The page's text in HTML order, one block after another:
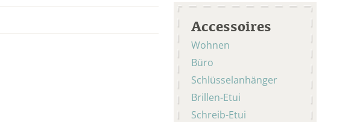
Accessoires
Wohnen
Büro
Schlüsselanhänger
Brillen-Etui
Schreib-Etui